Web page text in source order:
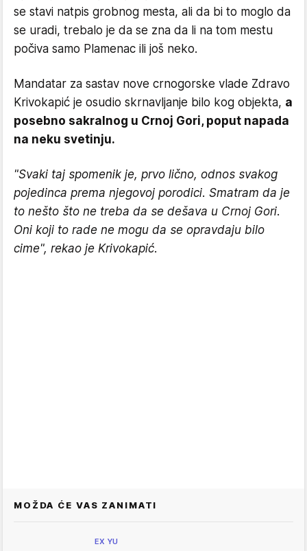
se stavi natpis grobnog mesta, ali da bi to moglo da
se uradi, trebalo je da se zna da li na tom mestu
počiva samo Plamenac ili još neko.
Mandatar za sastav nove crnogorske vlade Zdravo
Krivokapić je osudio skrnavljanje bilo kog objekta, a
posebno sakralnog u Crnoj Gori, poput napada
na neku svetinju.
"Svaki taj spomenik je, prvo lično, odnos svakog
pojedinca prema njegovoj porodici. Smatram da je
to nešto što ne treba da se dešava u Crnoj Gori.
Oni koji to rade ne mogu da se opravdaju bilo
cime", rekao je Krivokapić.
MOŽDA ĆE VAS ZANIMATI
EX YU